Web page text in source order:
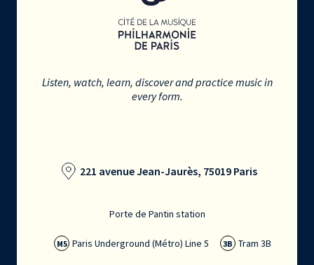
Listen, watch, learn, discover and practice music in
every form.
221 avenue Jean-Jaurès, 75019 Paris
Porte de Pantin station
M5 Paris Underground (Métro) Line 5 3B Tram 3B